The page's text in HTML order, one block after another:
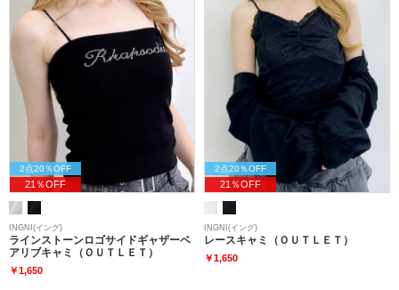
2点20％OFF
21％OFF
INGNI(イング)
ラインストーンロゴサイドギャザーベ
アリブキャミ（ＯＵＴＬＥＴ）
￥1,650
2点20％OFF
21％OFF
INGNI(イング)
レースキャミ（ＯＵＴＬＥＴ）
￥1,650